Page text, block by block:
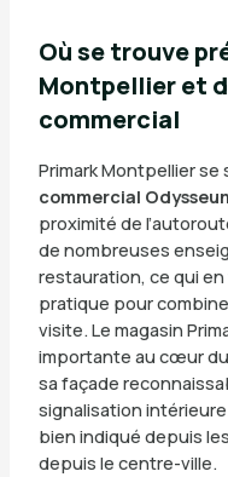
Où se trouve
Montpellier et
commercial
Primark Montpellier se
commercial
proximité de
de nombreuses
restauration, ce qui
pratique pour
visite. Le magasin
importante au cœur
sa façade
signalisation
bien indiqué depuis
depuis le centre-ville.